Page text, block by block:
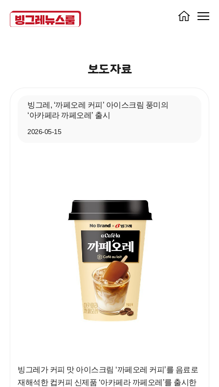
보도자료
빙그레, ‘까페오레 커피’ 아이스크림 풍미의
‘아카페라 까페오레’ 출시
2026-05-15
빙그레가 커피 맛 아이스크림 ‘까페오레 커피’를 음료로
재해석한 컵커피 신제품 ‘아카페라 까페오레’를 출시한